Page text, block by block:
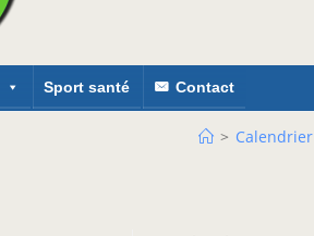
Sport santé Contact
> Calendrier